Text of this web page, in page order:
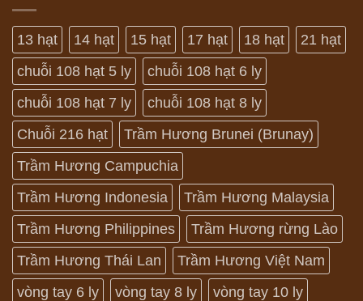
13 hạt 14 hạt 15 hạt 17 hạt 18 hạt
21 hạt
chuỗi 108 hạt 5 ly
chuỗi 108 hạt 6 ly
chuỗi 108 hạt 7 ly
chuỗi 108 hạt 8 ly
Chuỗi 216 hạt
Trầm Hương Brunei (Brunay)
Trầm Hương Campuchia
Trầm Hương Indonesia
Trầm Hương Malaysia
Trầm Hương Philippines
Trầm Hương rừng Lào
Trầm Hương Thái Lan
Trầm Hương Việt Nam
vòng tay 6 ly
vòng tay 8 ly
vòng tay 10 ly